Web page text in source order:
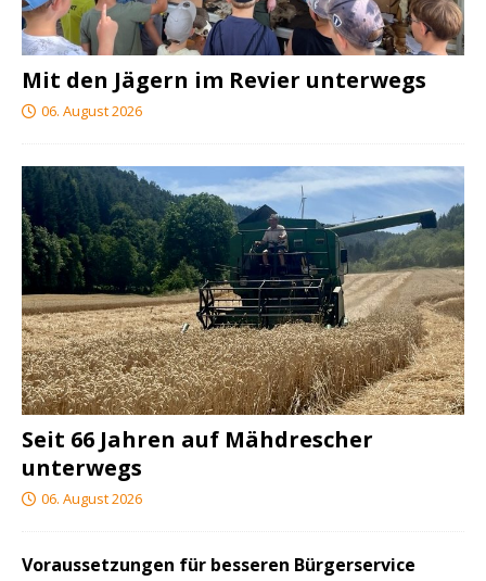
Mit den Jägern im Revier unterwegs
06. August 2026
Seit 66 Jahren auf Mähdrescher
unterwegs
06. August 2026
Voraussetzungen für besseren Bürgerservice